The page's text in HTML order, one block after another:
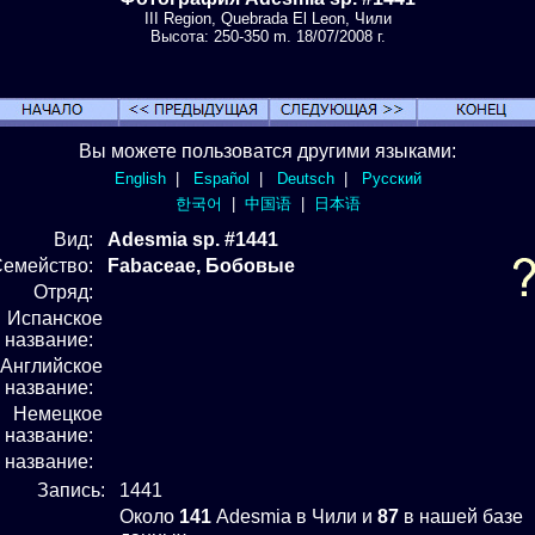
III Region, Quebrada El Leon, Чили
Высота: 250-350 m. 18/07/2008 г.
Вы можете пользоватся другими языками:
English| Español Deutsch|
Русский
한국어
中国语| 日本语
Вид:
Adesmia sp. #1441
Fabaceae, Бобовые
Отряд:
Испанское
название:
Английское
название:
Немецкое
название:
название:
Запись:
1441
Около 141 Adesmia в Чили и 87 в нашей базе